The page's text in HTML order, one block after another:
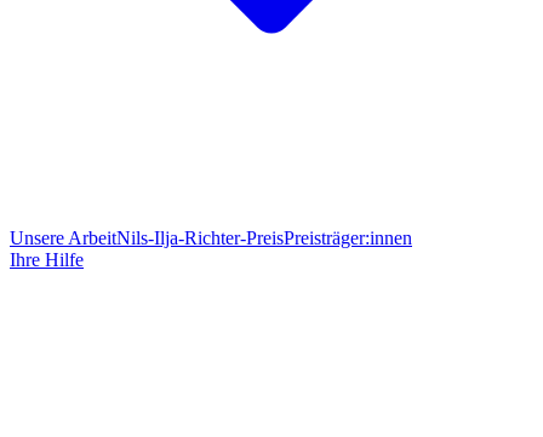
Unsere ArbeitNils-Ilja-Richter-PreisPreisträger:innen
Ihre Hilfe